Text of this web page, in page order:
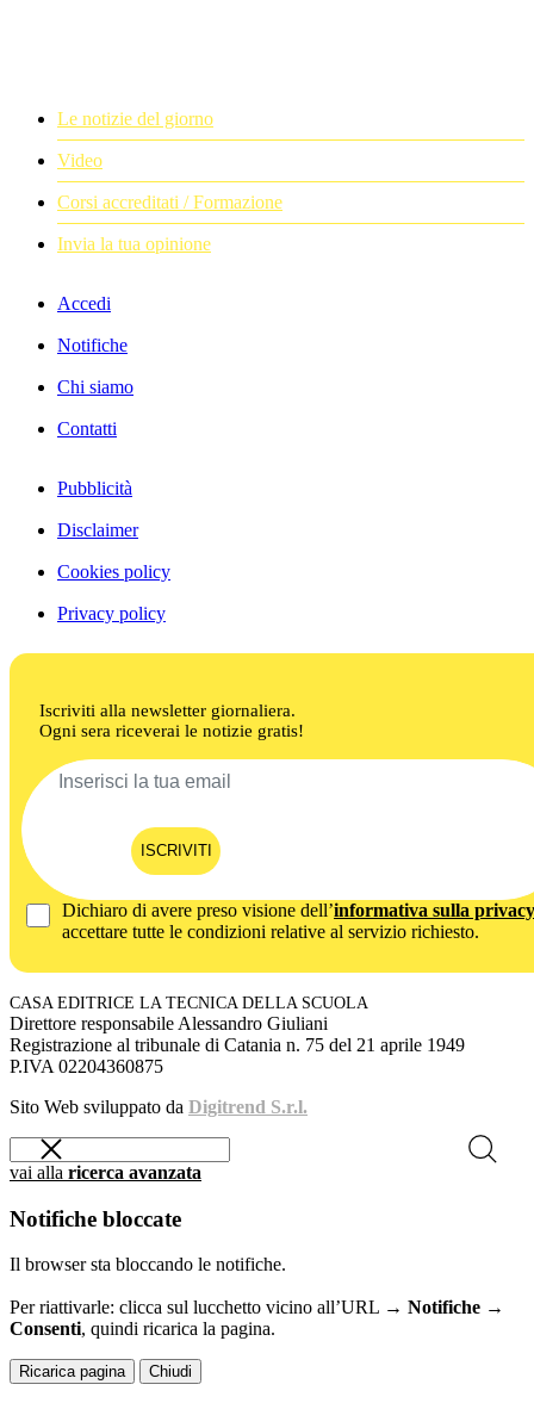
Le notizie del giorno
Video
Corsi accreditati / Formazione
Invia la tua opinione
Accedi
Notifiche
Chi siamo
Contatti
Pubblicità
Disclaimer
Cookies policy
Privacy policy
Iscriviti alla newsletter giornaliera.
Ogni sera riceverai le notizie gratis!
ISCRIVITI
Dichiaro di avere preso visione dell’informativa sulla privacy
accettare tutte le condizioni relative al servizio richiesto.
CASA EDITRICE LA TECNICA DELLA SCUOLA
Direttore responsabile Alessandro Giuliani
Registrazione al tribunale di Catania n. 75 del 21 aprile 1949
P.IVA 02204360875
Sito Web sviluppato da Digitrend S.r.l.
vai alla ricerca avanzata
Notifiche bloccate
Il browser sta bloccando le notifiche.
Per riattivarle: clicca sul lucchetto vicino all’URL → Notifiche →
Consenti, quindi ricarica la pagina.
Ricarica pagina Chiudi